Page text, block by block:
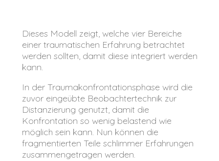
Dieses Modell zeigt, welche vier Bereiche
einer traumatischen Erfahrung betrachtet
werden sollten, damit diese integriert werden
kann.
In der Traumakonfrontationsphase wird die
zuvor eingeübte Beobachtertechnik zur
Distanzierung genutzt, damit die
Konfrontation so wenig belastend wie
möglich sein kann. Nun können die
fragmentierten Teile schlimmer Erfahrungen
zusammengetragen werden.